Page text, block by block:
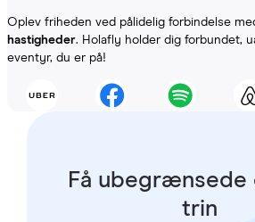
Oplev friheden ved pålidelig forbindelse
hastigheder. Holafly holder dig forbundet,
eventyr, du er på!
Få ubegrænsede
trin